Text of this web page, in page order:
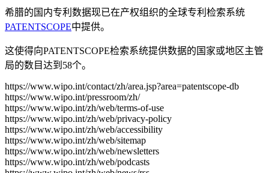
希腊的国内专利数据现已在产权组织的全球专利检索系统
PATENTSCOPE中提供。
这使得向PATENTSCOPE检索系统提供数据的国家或地区主管
局的数目达到58个。
https://www.wipo.int/contact/zh/area.jsp?area=patentscope-db
https://www.wipo.int/pressroom/zh/
https://www.wipo.int/zh/web/terms-of-use
https://www.wipo.int/zh/web/privacy-policy
https://www.wipo.int/zh/web/accessibility
https://www.wipo.int/zh/web/sitemap
https://www.wipo.int/zh/web/newsletters
https://www.wipo.int/zh/web/podcasts